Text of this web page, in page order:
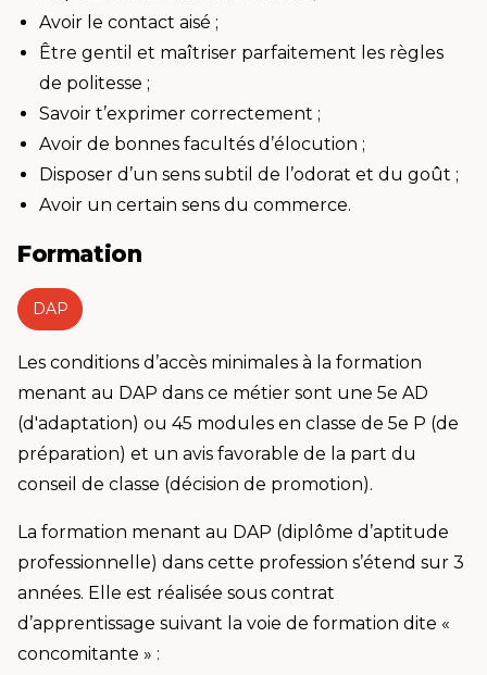
Avoir le contact aisé ;
Être gentil et maîtriser parfaitement les règles
de politesse ;
Savoir t’exprimer correctement ;
Avoir de bonnes facultés d’élocution ;
Disposer d’un sens subtil de l’odorat et du goût ;
Avoir un certain sens du commerce.
Formation
DAP
Les conditions d’accès minimales à la formation
menant au DAP dans ce métier sont une 5e AD
(d'adaptation) ou 45 modules en classe de 5e P (de
préparation) et un avis favorable de la part du
conseil de classe (décision de promotion).
La formation menant au DAP (diplôme d’aptitude
professionnelle) dans cette profession s’étend sur 3
années. Elle est réalisée sous contrat
d’apprentissage suivant la voie de formation dite «
concomitante » :